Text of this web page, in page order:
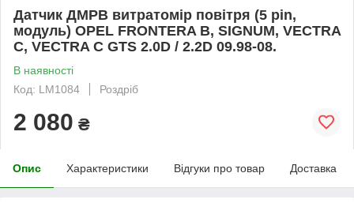
Датчик ДМРВ витратомір повітря (5 pin,
модуль) OPEL FRONTERA B, SIGNUM, VECTRA
C, VECTRA C GTS 2.0D / 2.2D 09.98-08.
В наявності
Код: LM1084
Роздріб
2 080 ₴
Опис Характеристики Відгуки про товар Доставка